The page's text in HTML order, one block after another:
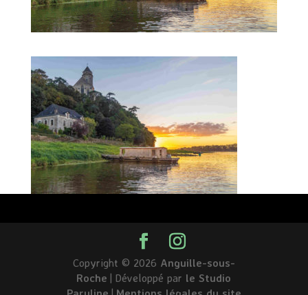
Copyright © 2026 Anguille-sous-
Roche | Développé par le Studio